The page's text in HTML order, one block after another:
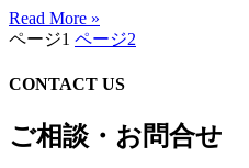
Read More »
ページ1 ページ2
CONTACT US
ご相談・お問合せ